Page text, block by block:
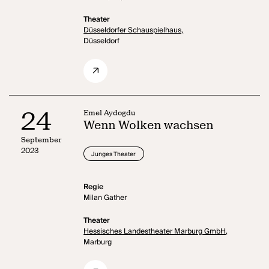
Theater
Düsseldorfer Schauspielhaus,
Düsseldorf
24
September
2023
Emel Aydogdu
Wenn Wolken wachsen
Junges Theater
Regie
Milan Gather
Theater
Hessisches Landestheater Marburg GmbH,
Marburg